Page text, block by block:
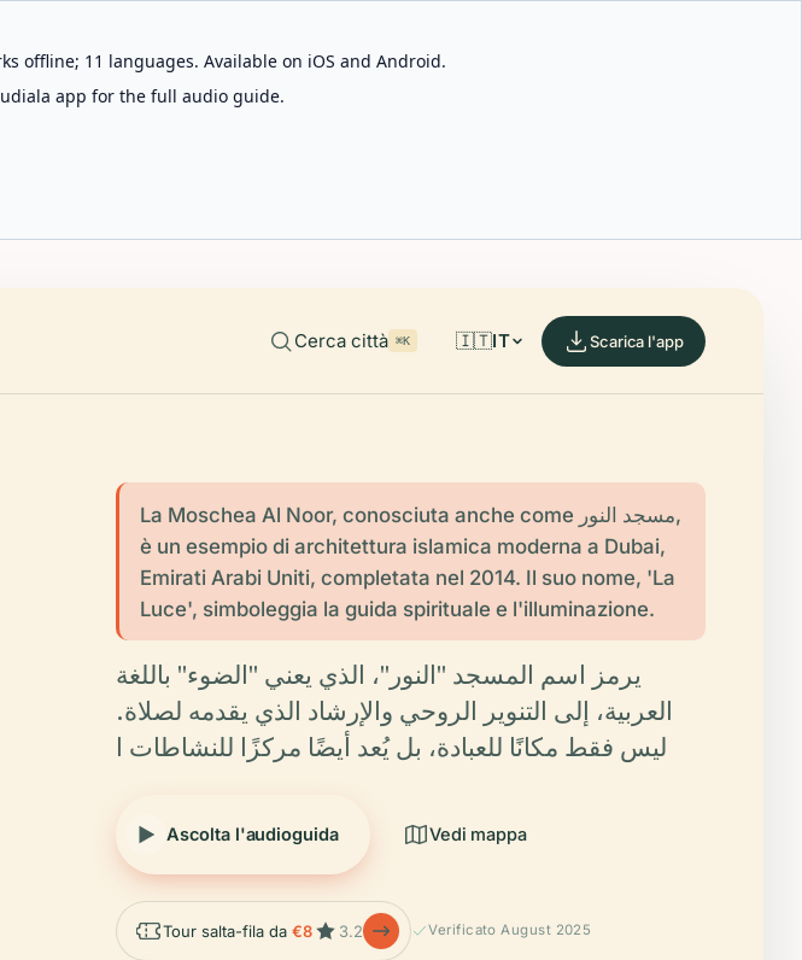
offline; 11 languages. Available on iOS and Android.
app for the full audio guide.
Cerca città ⌘K 🇮🇹IT Scarica l'app
La Moschea Al Noor, conosciuta anche come مسجد النور,
è un esempio di architettura islamica moderna a Dubai,
Emirati Arabi Uniti, completata nel 2014. Il suo nome, 'La
Luce', simboleggia la guida spirituale e l'illuminazione.
يرمز اسم المسجد "النور"، الذي يعني "الضوء" باللغة
العربية، إلى التنوير الروحي والإرشاد الذي يقدمه لصلاة.
ليس فقط مكانًا للعبادة، بل يُعد أيضًا مركزًا للنشاطات ا
Ascolta l'audioguida Vedi mappa
Tour salta-fila da€8 3.2 Verificato August 2025